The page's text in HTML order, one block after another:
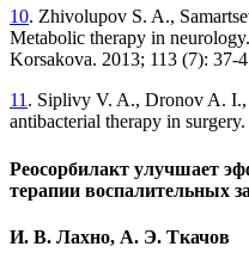
10. Zhivolupov S. A.,
Metabolic therapy in
Korsakova. 2013; 113 (7): 37-
11 . Siplivy V. A., Dronov A.
antibacterial therapy in
Реосорбилакт улучшает
терапии воспалительных
И. В. Лахно, А. Э. Ткачов